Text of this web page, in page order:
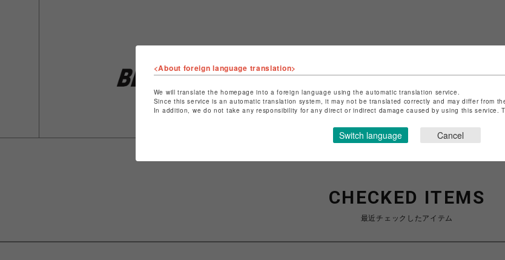
店舗名
特定商取引法など法令に基づく表記はこちら
ショップお問い合わせはこちら
CHECKED ITEMS
最近チェックしたアイテム
<About foreign language translation>
We will translate the homepage into a foreign language using the automatic translation service.
Since this service is an automatic translation system, it may not be translated correctly and may differ from
In addition, we do not take any responsibility for any direct or indirect damage caused by using this service.
Switch language Cancel